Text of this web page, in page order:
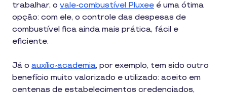
trabalhar, o vale-combustível Pluxee é uma ótima
opção: com ele, o controle das despesas de
combustível fica ainda mais prática, fácil e
eficiente.
Já o auxílio-academia, por exemplo, tem sido outro
benefício muito valorizado e utilizado: aceito em
centenas de estabelecimentos credenciados,